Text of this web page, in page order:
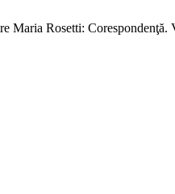
Maria Rosetti: